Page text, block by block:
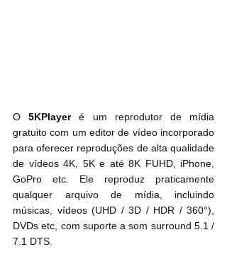
O 5KPlayer é um reprodutor de mídia
gratuito com um editor de vídeo incorporado
para oferecer reproduções de alta qualidade
de vídeos 4K, 5K e até 8K FUHD, iPhone,
GoPro etc. Ele reproduz praticamente
qualquer arquivo de mídia, incluindo
músicas, vídeos (UHD / 3D / HDR / 360°),
DVDs etc, com suporte a som surround 5.1 /
7.1 DTS.